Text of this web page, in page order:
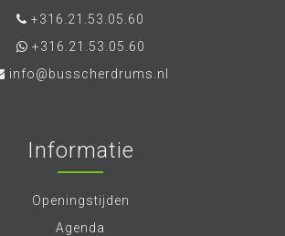
+316.21.53.05.60
+316.21.53.05.60
info@busscherdrums.nl
Informatie
Openingstijden
Agenda